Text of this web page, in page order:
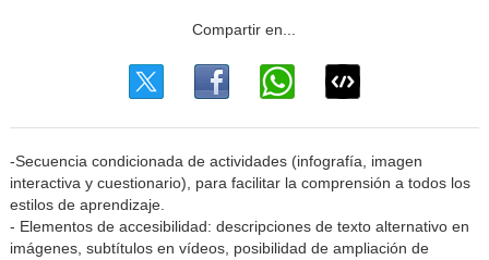
-Secuencia condicionada de actividades (infografía, imagen
interactiva y cuestionario), para facilitar la comprensión a todos los
estilos de aprendizaje.
- Elementos de accesibilidad: descripciones de texto alternativo en
imágenes, subtítulos en vídeos, posibilidad de ampliación de